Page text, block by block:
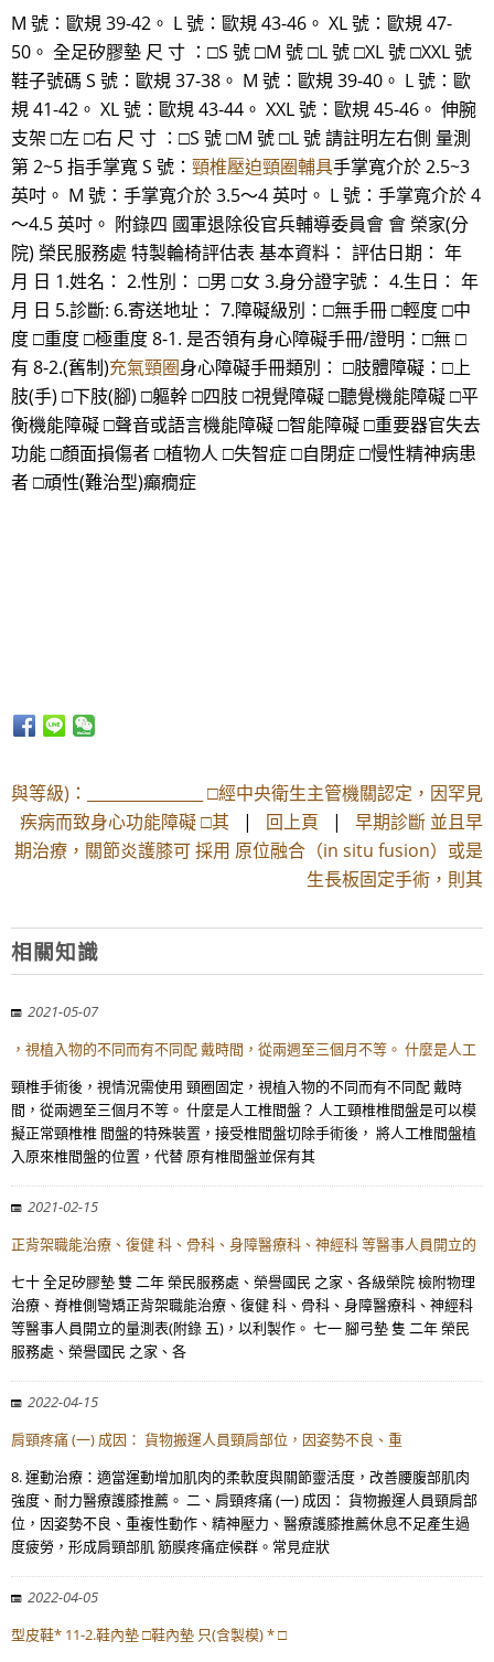
M 號：歐規 39-42。 L 號：歐規 43-46。 XL 號：歐規 47-
50。 全足矽膠墊 尺 寸 ：□S 號 □M 號 □L 號 □XL 號 □XXL 號
鞋子號碼 S 號：歐規 37-38。 M 號：歐規 39-40。 L 號：歐
規 41-42。 XL 號：歐規 43-44。 XXL 號：歐規 45-46。 伸腕
支架 □左 □右 尺 寸 ：□S 號 □M 號 □L 號 請註明左右側 量測
第 2~5 指手掌寬 S 號： 頸椎壓迫頸圈輔具手掌寬介於 2.5~3
英吋。 M 號：手掌寬介於 3.5～4 英吋。 L 號：手掌寬介於 4
～4.5 英吋。 附錄四 國軍退除役官兵輔導委員會 會 榮家(分
院) 榮民服務處 特製輪椅評估表 基本資料： 評估日期： 年
月 日 1.姓名： 2.性別： □男 □女 3.身分證字號： 4.生日： 年
月 日 5.診斷: 6.寄送地址： 7.障礙級別：□無手冊 □輕度 □中
度 □重度 □極重度 8-1. 是否領有身心障礙手冊/證明：□無 □
有 8-2.(舊制)充氣頸圈身心障礙手冊類別： □肢體障礙：□上
肢(手) □下肢(腳) □軀幹 □四肢 □視覺障礙 □聽覺機能障礙 □平
衡機能障礙 □聲音或語言機能障礙 □智能障礙 □重要器官失去
功能 □顏面損傷者 □植物人 □失智症 □自閉症 □慢性精神病患
者 □頑性(難治型)癲癇症
與等級)：_______________ □經中央衛生主管機關認定，因罕見
疾病而致身心功能障礙 □其 | 回上頁 | 早期診斷 並且早
期治療，關節炎護膝可 採用 原位融合（in situ fusion）或是
生長板固定手術，則其
相關知識
2021-05-07
，視植入物的不同而有不同配 戴時間，從兩週至三個月不等。 什麼是人工
頸椎手術後，視情況需使用 頸圈固定，視植入物的不同而有不同配 戴時
間，從兩週至三個月不等。 什麼是人工椎間盤？ 人工頸椎椎間盤是可以模
擬正常頸椎椎 間盤的特殊裝置，接受椎間盤切除手術後， 將人工椎間盤植
入原來椎間盤的位置，代替 原有椎間盤並保有其
2021-02-15
正背架職能治療、復健 科、骨科、身障醫療科、神經科 等醫事人員開立的
七十 全足矽膠墊 雙 二年 榮民服務處、榮譽國民 之家、各級榮院 檢附物理
治療、脊椎側彎矯正背架職能治療、復健 科、骨科、身障醫療科、神經科
等醫事人員開立的量測表(附錄 五)，以利製作。 七一 腳弓墊 隻 二年 榮民
服務處、榮譽國民 之家、各
2022-04-15
肩頸疼痛 (一) 成因： 貨物搬運人員頸肩部位，因姿勢不良、重
8. 運動治療：適當運動增加肌肉的柔軟度與關節靈活度，改善腰腹部肌肉
強度、耐力醫療護膝推薦。 二、肩頸疼痛 (一) 成因： 貨物搬運人員頸肩部
位，因姿勢不良、重複性動作、精神壓力、醫療護膝推薦休息不足產生過
度疲勞，形成肩頸部肌 筋膜疼痛症候群。常見症狀
2022-04-05
型皮鞋* 11-2.鞋內墊 □鞋內墊 只(含製模) * □